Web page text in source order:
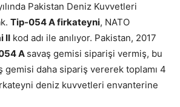
Pakistan Deniz Kuvvetleri
Tip-054 A firkateyni, NATO
II kod adı ile anılıyor. Pakistan, 2017
A savaş gemisi siparişi vermiş, bu
gemisi daha sipariş vererek toplamı 4
deniz kuvvetleri envanterine